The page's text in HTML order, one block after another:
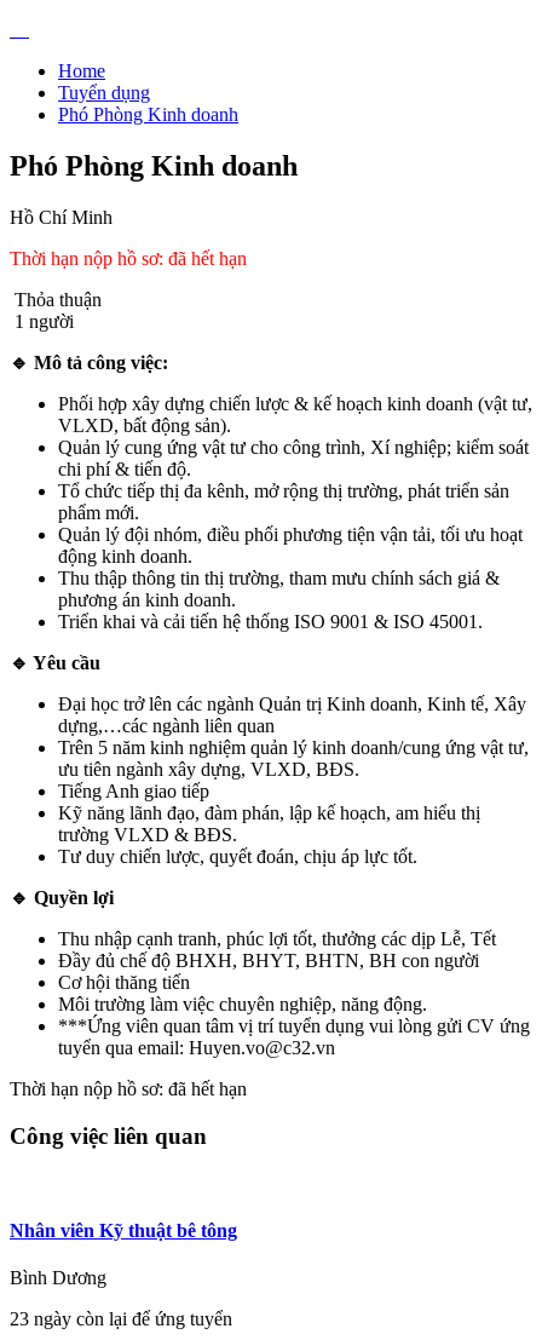
Home
Tuyển dụng
Phó Phòng Kinh doanh
Phó Phòng Kinh doanh
Hồ Chí Minh
Thời hạn nộp hồ sơ: đã hết hạn
Thỏa thuận
1 người
🔹 Mô tả công việc:
Phối hợp xây dựng chiến lược & kế hoạch kinh doanh (vật tư,
VLXD, bất động sản).
Quản lý cung ứng vật tư cho công trình, Xí nghiệp; kiểm soát
chi phí & tiến độ.
Tổ chức tiếp thị đa kênh, mở rộng thị trường, phát triển sản
phẩm mới.
Quản lý đội nhóm, điều phối phương tiện vận tải, tối ưu hoạt
động kinh doanh.
Thu thập thông tin thị trường, tham mưu chính sách giá &
phương án kinh doanh.
Triển khai và cải tiến hệ thống ISO 9001 & ISO 45001.
🔹 Yêu cầu
Đại học trở lên các ngành Quản trị Kinh doanh, Kinh tế, Xây
dựng,…các ngành liên quan
Trên 5 năm kinh nghiệm quản lý kinh doanh/cung ứng vật tư,
ưu tiên ngành xây dựng, VLXD, BĐS.
Tiếng Anh giao tiếp
Kỹ năng lãnh đạo, đàm phán, lập kế hoạch, am hiểu thị
trường VLXD & BĐS.
Tư duy chiến lược, quyết đoán, chịu áp lực tốt.
🔹 Quyền lợi
Thu nhập cạnh tranh, phúc lợi tốt, thưởng các dịp Lễ, Tết
Đầy đủ chế độ BHXH, BHYT, BHTN, BH con người
Cơ hội thăng tiến
Môi trường làm việc chuyên nghiệp, năng động.
***Ứng viên quan tâm vị trí tuyển dụng vui lòng gửi CV ứng
tuyển qua email: Huyen.vo@c32.vn
Thời hạn nộp hồ sơ: đã hết hạn
Công việc liên quan
Nhân viên Kỹ thuật bê tông
Bình Dương
23 ngày còn lại để ứng tuyển